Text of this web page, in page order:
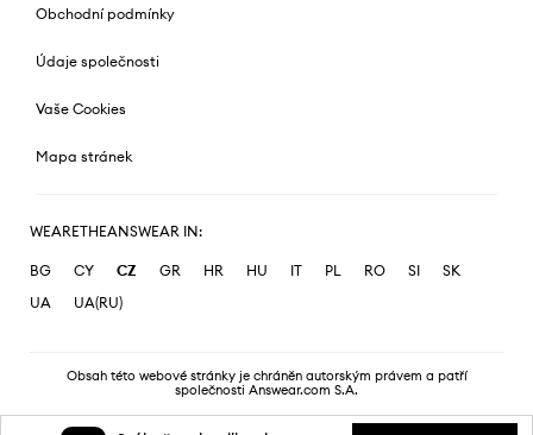
Obchodní podmínky
Údaje společnosti
Vaše Cookies
Mapa stránek
WEARETHEANSWEAR IN:
BG CY CZ GR HR HU IT PL RO SI
SK
UA
UA(RU)
Obsah této webové stránky je chráněn autorským právem a patří
společnosti Answear.com S.A.